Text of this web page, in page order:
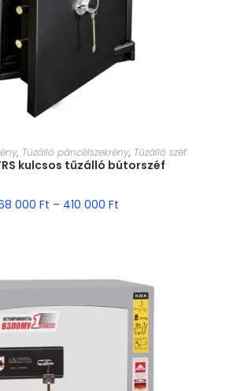
MÉRET VÁLASZTÁSA
, Tűzálló páncélszekrény, Tűzálló széf
FRS kulcsos tűzálló bútorszéf
000 Ft – 410 000 Ft